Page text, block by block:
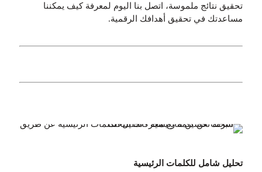
تحقيق نتائج ملموسة، اتصل بنا اليوم لمعرفة كيف يمكننا
مساعدتك في تحقيق أهدافك الرقمية.
تحليل شامل للكلمات الرئيسية